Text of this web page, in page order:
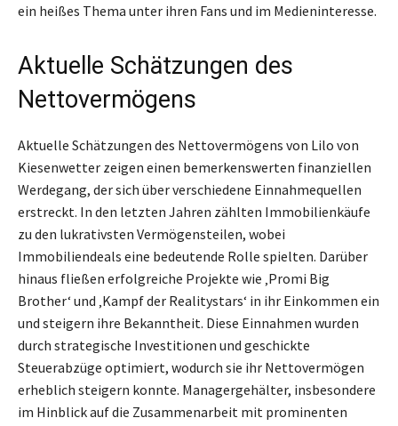
ein heißes Thema unter ihren Fans und im Medieninteresse.
Aktuelle Schätzungen des
Nettovermögens
Aktuelle Schätzungen des Nettovermögens von Lilo von
Kiesenwetter zeigen einen bemerkenswerten finanziellen
Werdegang, der sich über verschiedene Einnahmequellen
erstreckt. In den letzten Jahren zählten Immobilienkäufe
zu den lukrativsten Vermögensteilen, wobei
Immobiliendeals eine bedeutende Rolle spielten. Darüber
hinaus fließen erfolgreiche Projekte wie ‚Promi Big
Brother‘ und ‚Kampf der Realitystars‘ in ihr Einkommen ein
und steigern ihre Bekanntheit. Diese Einnahmen wurden
durch strategische Investitionen und geschickte
Steuerabzüge optimiert, wodurch sie ihr Nettovermögen
erheblich steigern konnte. Managergehälter, insbesondere
im Hinblick auf die Zusammenarbeit mit prominenten